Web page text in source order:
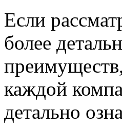
Если
более
каждой
детально